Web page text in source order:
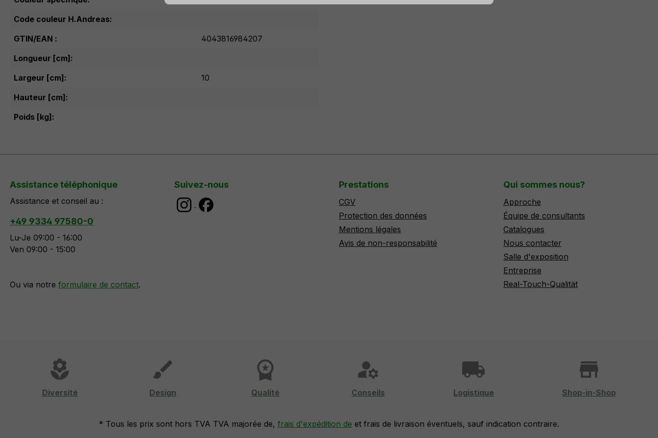
Code couleur H.Andreas:
GTIN/EAN :
4043816984207
Longueur [cm]:
Largeur [cm]:
10
Hauteur [cm]:
Poids [kg]:
Assistance téléphonique
Assistance et conseil au :
+49 9334 97580-0
Lu-Je 09:00 - 16:00
Ven 09:00 - 15:00
Ou via notre formulaire de contact.
Suivez-nous Prestations
CGV
Protection des données
Mentions légales
Avis de non-responsabilité
Qui sommes nous?
Approche
Équipe de consultants
Catalogues
Nous contacter
Salle d'exposition
Entreprise
Real-Touch-Qualität
local_florist
Diversité
brush
Design
workspace_premium
Qualité
manage_accounts
Conseils
local_shipping
Logistique
store
Shop-in-Shop
* Tous les prix sont hors TVA TVA majorée de, frais d'expédition de et frais de livraison éventuels, sauf indication contraire.